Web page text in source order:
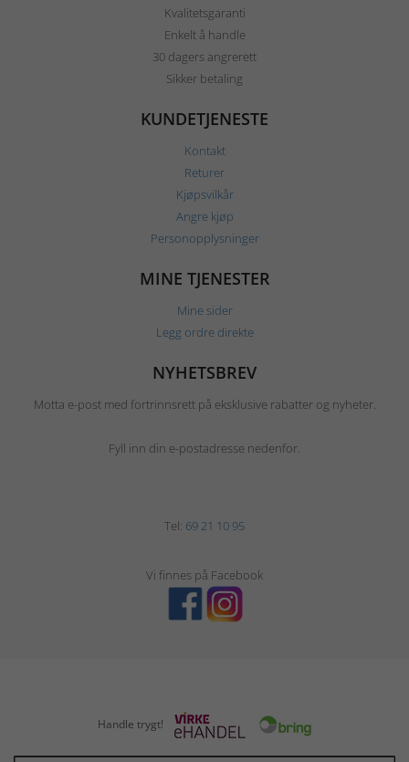
Kvalitetsgaranti
Enkelt å handle
30 dagers angrerett
Sikker betaling
KUNDETJENESTE
Kontakt
Returer
Kjøpsvilkår
Angre kjøp
Personopplysninger
MINE TJENESTER
Mine sider
Legg ordre direkte
NYHETSBREV
Motta e-post med fortrinnsrett på eksklusive rabatter og nyheter.
Fyll inn din e-postadresse nedenfor.
Tel: 69 21 10 95
Vi finnes på Facebook
Handle trygt!